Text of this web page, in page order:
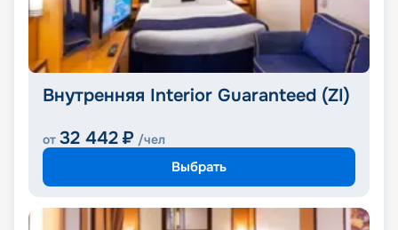
Внутренняя Interior Guaranteed (ZI)
от 32 442 ₽ /чел
Выбрать